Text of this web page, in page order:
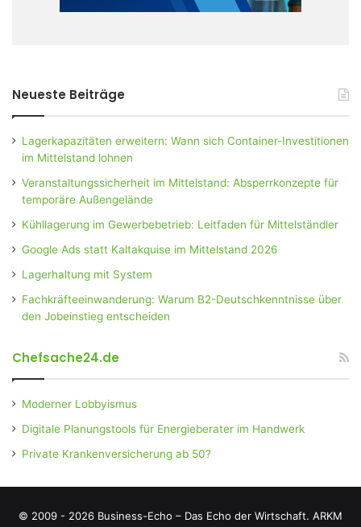
Neueste Beiträge
Lagerkapazitäten erweitern: Wann sich Container-Investitionen
im Mittelstand lohnen
Veranstaltungssicherheit im Mittelstand: Absperrkonzepte für
temporäre Außengelände
Kühllagerung im Gewerbebetrieb: Leitfaden für Mittelständler
Google Ads statt Kaltakquise im Mittelstand 2026
Lagerhaltung mit System
Fachkräfteeinwanderung: Warum B2-Deutschkenntnisse über
den Jobeinstieg entscheiden
Chefsache24.de
Moderner Lobbyismus
Digitale Planungstools für Energieberater im Handwerk
Private Krankenversicherung ab 50?
© 2009 - 2026 Business-Echo – Das Echo der Wirtschaft. ARKM